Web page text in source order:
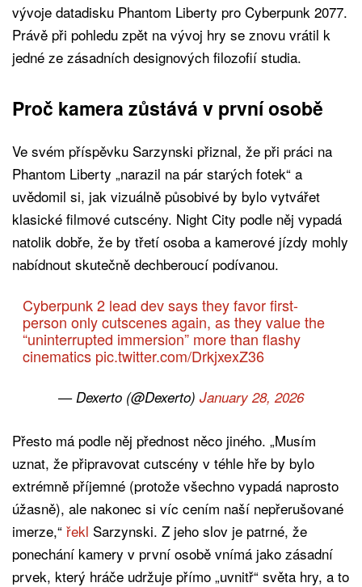
vývoje datadisku Phantom Liberty pro Cyberpunk 2077.
Právě při pohledu zpět na vývoj hry se znovu vrátil k
jedné ze zásadních designových filozofií studia.
Proč kamera zůstává v první osobě
Ve svém příspěvku Sarzynski přiznal, že při práci na
Phantom Liberty „narazil na pár starých fotek“ a
uvědomil si, jak vizuálně působivé by bylo vytvářet
klasické filmové cutscény. Night City podle něj vypadá
natolik dobře, že by třetí osoba a kamerové jízdy mohly
nabídnout skutečně dechberoucí podívanou.
Cyberpunk 2 lead dev says they favor first-
person only cutscenes again, as they value the
“uninterrupted immersion” more than flashy
cinematics pic.twitter.com/DrkjxexZ36
— Dexerto (@Dexerto) January 28, 2026
Přesto má podle něj přednost něco jiného. „Musím
uznat, že připravovat cutscény v téhle hře by bylo
extrémně příjemné (protože všechno vypadá naprosto
úžasně), ale nakonec si víc cením naší nepřerušované
imerze,“ řekl Sarzynski. Z jeho slov je patrné, že
ponechání kamery v první osobě vnímá jako zásadní
prvek, který hráče udržuje přímo „uvnitř“ světa hry, a to